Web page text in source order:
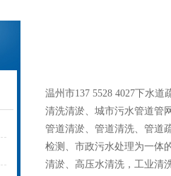
温州市137 5528 4027下水
清洗清淤、城市污水管道管
管道清淤、管道清洗、管道
检测、市政污水处理为一体
清淤、高压水清洗，工业清